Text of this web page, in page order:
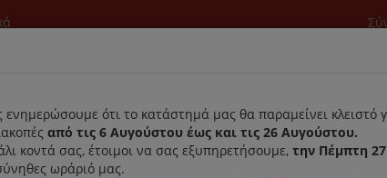
ότι το κατάστημά μας θα παραμείνει κλειστό
από τις 6 Αυγούστου έως και τις 26 Αυγούστου.
κοντά σας, έτοιμοι να σας εξυπηρετήσουμε, την Πέμπτη 27
ωράριό μας.